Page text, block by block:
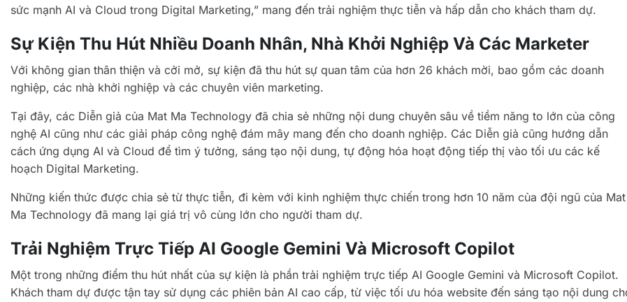
sức mạnh AI và Cloud trong Digital Marketing,” mang đến trải nghiệm thực tiễn và hấp dẫn cho khách tham dự.
Sự Kiện Thu Hút Nhiều Doanh Nhân, Nhà Khởi Nghiệp Và Các Marketer
Với không gian thân thiện và cởi mở, sự kiện đã thu hút sự quan tâm của hơn 26 khách mời, bao gồm các doanh
nghiệp, các nhà khởi nghiệp và các chuyên viên marketing.
Tại đây, các Diễn giả của Mat Ma Technology đã chia sẻ những nội dung chuyên sâu về tiềm năng to lớn của công
nghệ AI cũng như các giải pháp công nghệ đám mây mang đến cho doanh nghiệp. Các Diễn giả cũng hướng dẫn
cách ứng dụng AI và Cloud để tìm ý tưởng, sáng tạo nội dung, tự động hóa hoạt động tiếp thị vào tối ưu các kế
hoạch Digital Marketing.
Những kiến thức được chia sẻ từ thực tiễn, đi kèm với kinh nghiệm thực chiến trong hơn 10 năm của đội ngũ của Mat
Ma Technology đã mang lại giá trị vô cùng lớn cho người tham dự.
Trải Nghiệm Trực Tiếp AI Google Gemini Và Microsoft Copilot
Một trong những điểm thu hút nhất của sự kiện là phần trải nghiệm trực tiếp AI Google Gemini và Microsoft Copilot.
Khách tham dự được tận tay sử dụng các phiên bản AI cao cấp, từ việc tối ưu hóa website đến sáng tạo nội dung